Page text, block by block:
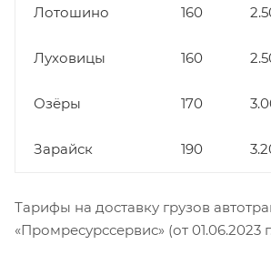
Лотошино 160
Луховицы 160
Озёры 170
Зарайск 190
Тарифы на доставку грузов
«Промресурссервис» (от 01.06.2023